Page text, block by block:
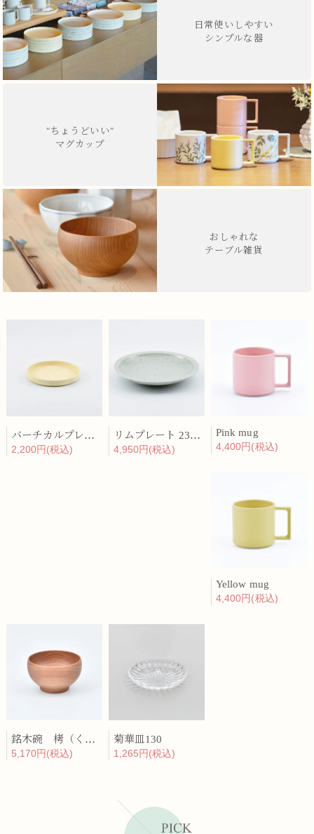
日常使いしやすい
シンプルな器
"ちょうどいい"
マグカップ
おしゃれな
テーブル雑貨
バーチカルプレート 15cm 化粧土
2,200円(税込)
リムプレート 23cm 呉須散
4,950円(税込)
Pink mug
4,400円(税込)
Yellow mug
4,400円(税込)
銘木碗 栲（くるみ）
5,170円(税込)
菊華皿130
1,265円(税込)